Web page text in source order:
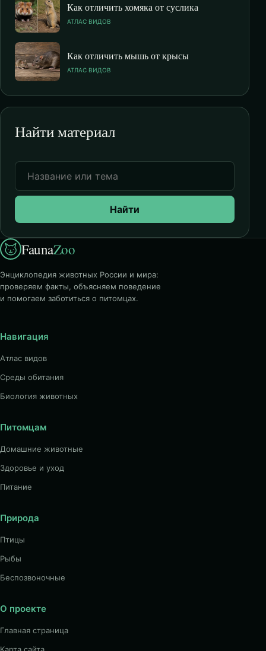
Как отличить хомяка от суслика
АТЛАС ВИДОВ
Как отличить мышь от крысы
АТЛАС ВИДОВ
Найти материал
Найти
FaunaZoo
Энциклопедия животных России и мира:
проверяем факты, объясняем поведение
и помогаем заботиться о питомцах.
Навигация
Атлас видов
Среды обитания
Биология животных
Питомцам
Домашние животные
Здоровье и уход
Питание
Природа
Птицы
Рыбы
Беспозвоночные
О проекте
Главная страница